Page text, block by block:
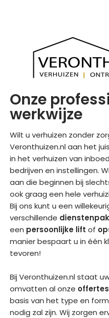
Onze
werkwijze
Wilt u verhuizen zonder
Veronthuizen.nl aan het
in het verhuizen van
bedrijven en instellingen.
aan die beginnen bij
ook graag een hele
Bij ons kunt u een
verschillende
een persoonlijke lift of
manier bespaart u in één
tevoren!
Bij Veronthuizen.nl staat
omvatten al onze offertes
basis van het type en
nodig zal zijn. Wij zorgen